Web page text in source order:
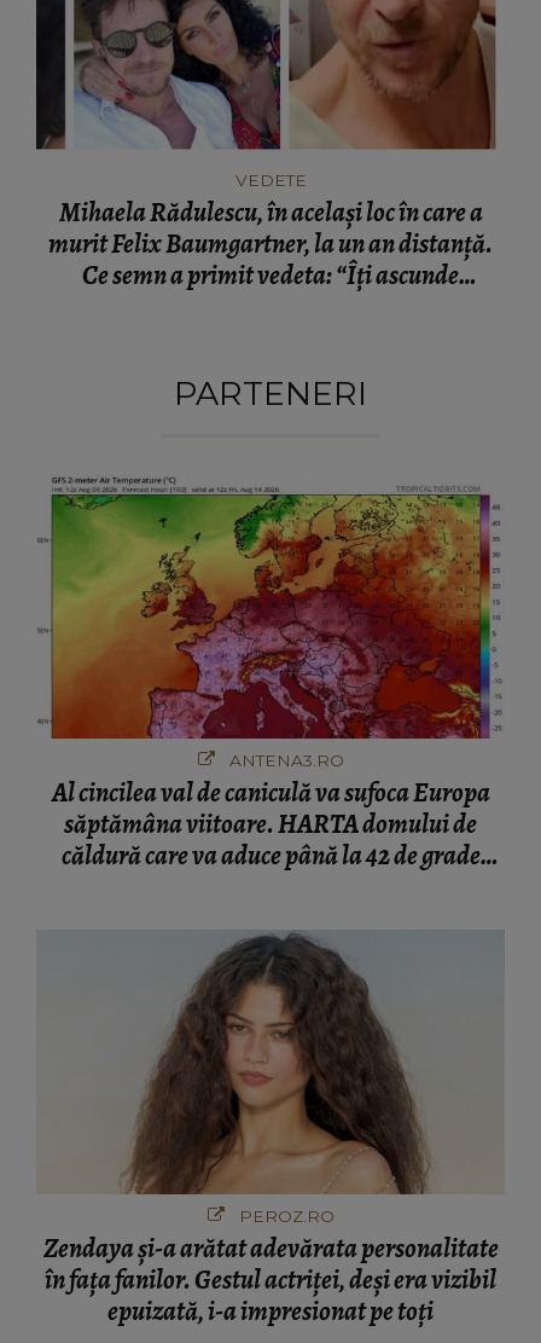
VEDETE
Mihaela Rădulescu, în același loc în care a
murit Felix Baumgartner, la un an distanță.
Ce semn a primit vedeta: “Îți ascunde
PARTENERI
ANTENA3.RO
Al cincilea val de caniculă va sufoca Europa
săptămâna viitoare. HARTA domului de
căldură care va aduce până la 42 de grade
PEROZ.RO
Zendaya și-a arătat adevărata personalitate
în fața fanilor. Gestul actriței, deși era vizibil
epuizată, i-a impresionat pe toți